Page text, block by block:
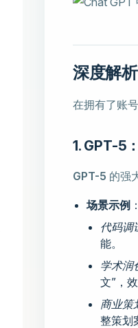
深度解
在拥有了账
1. GPT-5
GPT-5 的强
场景示例 ：
代码调
能。
学术润
文”，
商业策
整策划